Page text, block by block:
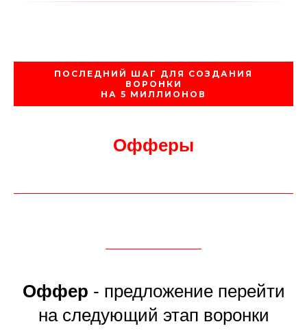
ПОСЛЕДНИЙ ШАГ ДЛЯ СОЗДАНИЯ
ВОРОНКИ
НА 5 МИЛЛИОНОВ
Офферы
Оффер - предложение перейти
на следующий этап воронки